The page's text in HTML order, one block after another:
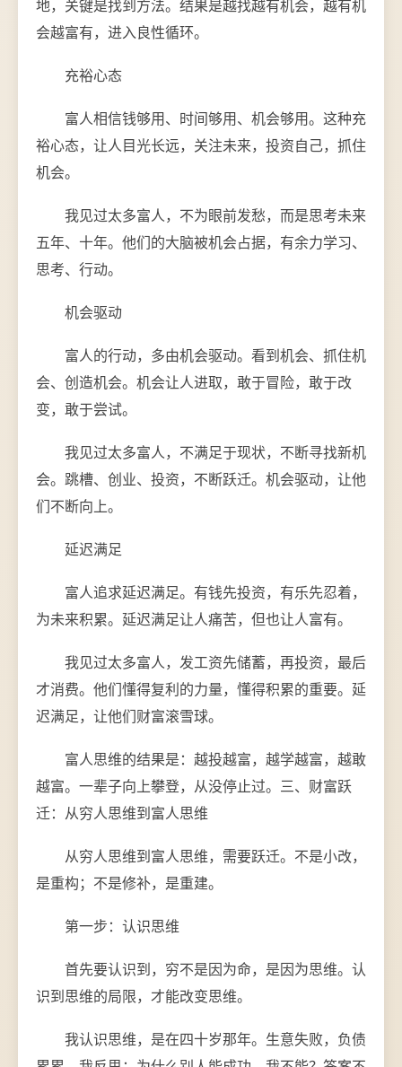
地，关键是找到方法。结果是越找越有机会，越有机
会越富有，进入良性循环。
充裕心态
富人相信钱够用、时间够用、机会够用。这种充
裕心态，让人目光长远，关注未来，投资自己，抓住
机会。
我见过太多富人，不为眼前发愁，而是思考未来
五年、十年。他们的大脑被机会占据，有余力学习、
思考、行动。
机会驱动
富人的行动，多由机会驱动。看到机会、抓住机
会、创造机会。机会让人进取，敢于冒险，敢于改
变，敢于尝试。
我见过太多富人，不满足于现状，不断寻找新机
会。跳槽、创业、投资，不断跃迁。机会驱动，让他
们不断向上。
延迟满足
富人追求延迟满足。有钱先投资，有乐先忍着，
为未来积累。延迟满足让人痛苦，但也让人富有。
我见过太多富人，发工资先储蓄，再投资，最后
才消费。他们懂得复利的力量，懂得积累的重要。延
迟满足，让他们财富滚雪球。
富人思维的结果是：越投越富，越学越富，越敢
越富。一辈子向上攀登，从没停止过。三、财富跃
迁：从穷人思维到富人思维
从穷人思维到富人思维，需要跃迁。不是小改，
是重构；不是修补，是重建。
第一步：认识思维
首先要认识到，穷不是因为命，是因为思维。认
识到思维的局限，才能改变思维。
我认识思维，是在四十岁那年。生意失败，负债